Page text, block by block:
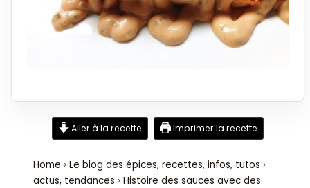
Aller à la recette Imprimer la recette
Home › Le blog des épices, recettes, infos, tutos ›
actus, tendances › Histoire des sauces avec des